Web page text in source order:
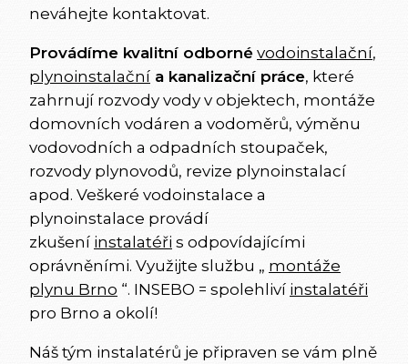
neváhejte kontaktovat.
Provádíme kvalitní odborné vodoinstalační,
plynoinstalační a kanalizační práce, které
zahrnují rozvody vody v objektech, montáže
domovních vodáren a vodoměrů, výměnu
vodovodních a odpadních stoupaček,
rozvody plynovodů, revize plynoinstalací
apod. Veškeré vodoinstalace a
plynoinstalace provádí
zkušení instalatéři s odpovídajícími
oprávněními. Využijte službu „ montáže
plynu Brno “. INSEBO = spolehliví instalatéři
pro Brno a okolí!
Náš tým instalatérů je připraven se vám plně